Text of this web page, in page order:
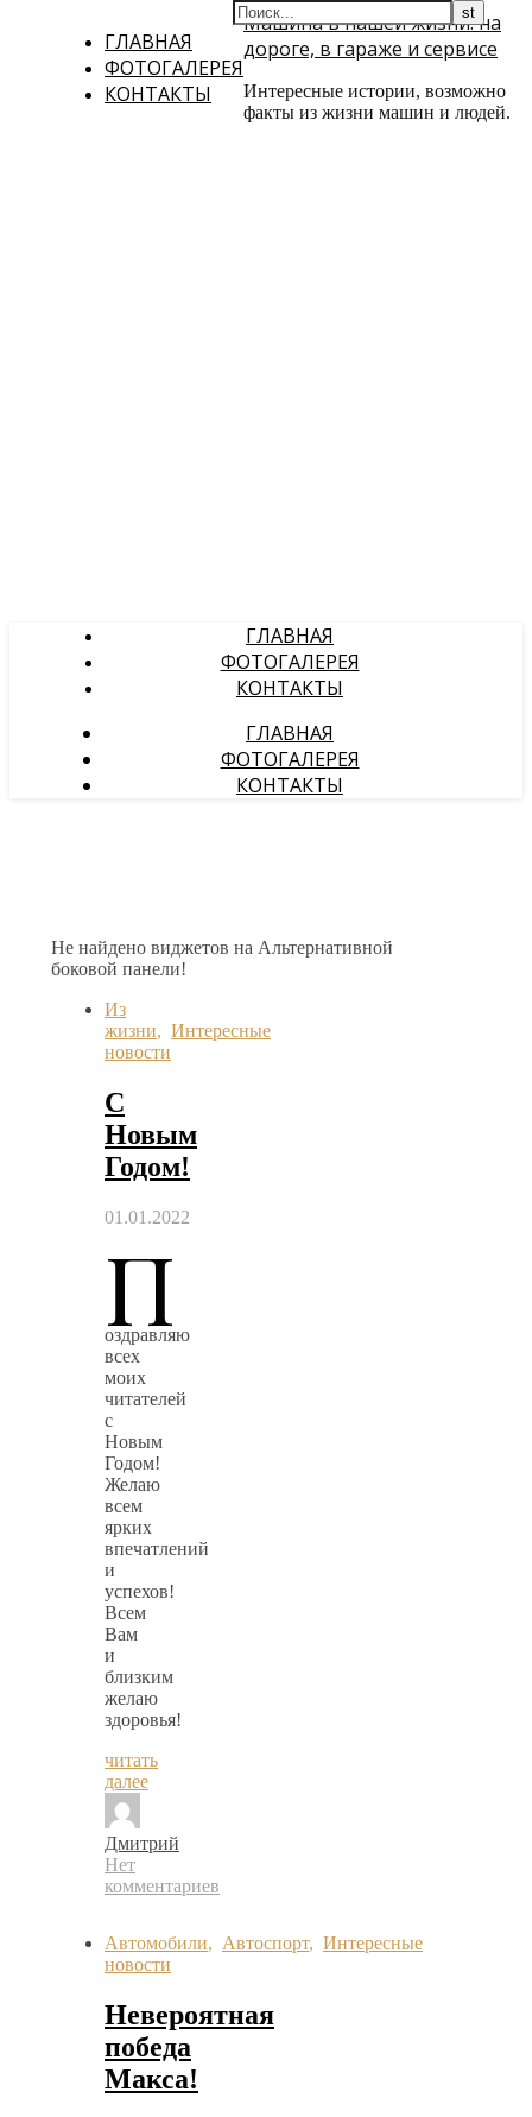
ГЛАВНАЯ
ФОТОГАЛЕРЕЯ
КОНТАКТЫ
Машина в нашей жизни: на
дороге, в гараже и сервисе
Интересные истории, возможно
факты из жизни машин и людей.
ГЛАВНАЯ
ФОТОГАЛЕРЕЯ
КОНТАКТЫ
ГЛАВНАЯ
ФОТОГАЛЕРЕЯ
КОНТАКТЫ
Не найдено виджетов на Альтернативной
боковой панели!
Из
жизни, Интересные
новости
С
Новым
Годом!
01.01.2022
П
оздравляю
всех
моих
читателей
с
Новым
Годом!
Желаю
всем
ярких
впечатлений
и
успехов!
Всем
Вам
и
близким
желаю
здоровья!
читать
далее
Дмитрий
Нет
комментариев
Автомобили, Автоспорт, Интересные
новости
Невероятная
победа
Макса!